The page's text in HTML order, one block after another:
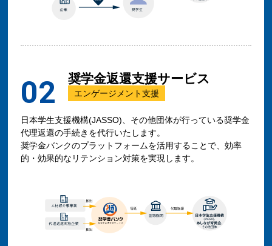
02 奨学金返還支援サービス
エンゲージメント支援
日本学生支援機構(JASSO)、その他団体が行っている奨学金
代理返還の手続きを代行いたします。
奨学金バンクのプラットフォームを活用することで、効率
的・効果的なリテンション対策を実現します。